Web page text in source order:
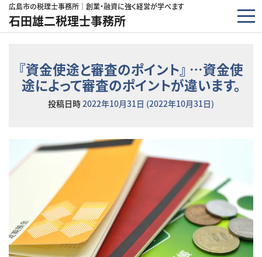
コンテンツへスキップ
広島市の税理士事務所｜創業・融資に強く経営が学べます
石田雄二税理士事務所
『資金使途と審査のポイント』 …資金使
途によって審査のポイントが違います。
投稿日時2022年10月31日 (2022年10月31日)